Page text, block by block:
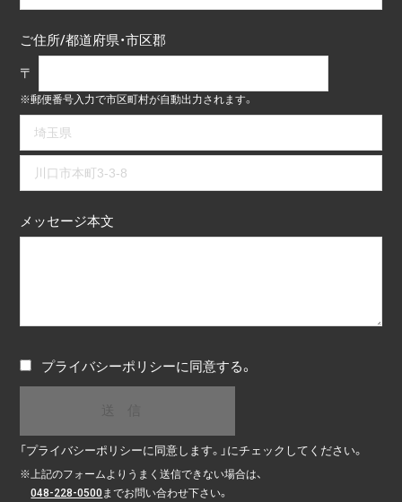
ご住所/都道府県・市区郡
〒
※郵便番号入力で市区町村が自動出力されます。
メッセージ本文
プライバシーポリシーに同意する。
「プライバシーポリシーに同意します。」にチェックしてください。
※上記のフォームよりうまく送信できない場合は、
048-228-0500までお問い合わせ下さい。